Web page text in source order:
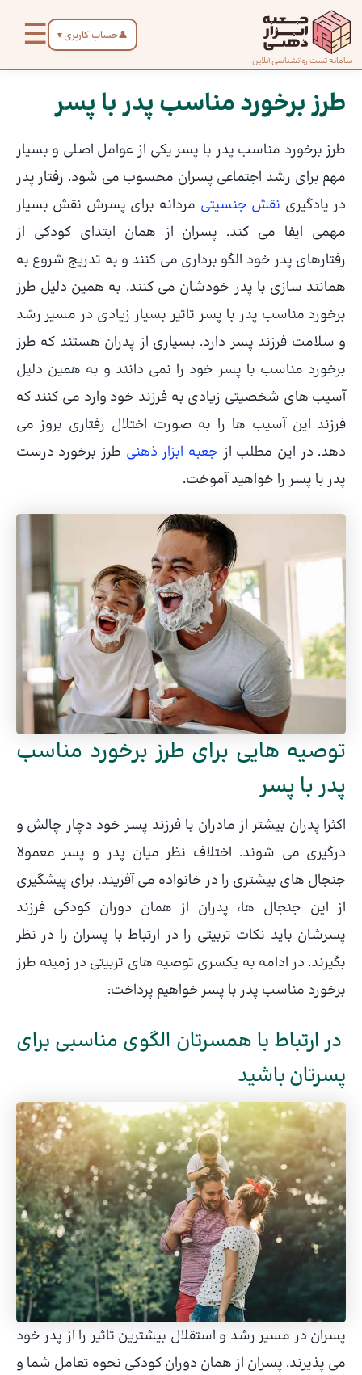
محتوا
سامانه تست روانشناسی آنلاین
👤حساب کاربری ▼
☰
صفحه
اصلی
ما
تماس
با ما
دسته‌بندی
تست‌ها
طرز برخورد مناسب پدر با پسر
طرز برخورد مناسب پدر با پسر یکی از عوامل اصلی و بسیار
مهم برای رشد اجتماعی پسران محسوب می شود. رفتار پدر
در یادگیری نقش جنسیتی مردانه برای پسرش نقش بسیار
مهمی ایفا می کند. پسران از همان ابتدای کودکی از
رفتارهای پدر خود الگو برداری می کنند و به تدریج شروع به
همانند سازی با پدر خودشان می کنند. به همین دلیل طرز
برخورد مناسب پدر با پسر تاثیر بسیار زیادی در مسیر رشد
و سلامت فرزند پسر دارد. بسیاری از پدران هستند که طرز
برخورد مناسب با پسر خود را نمی دانند و به همین دلیل
آسیب های شخصیتی زیادی به فرزند خود وارد می کنند که
فرزند این آسیب ها را به صورت اختلال رفتاری بروز می
دهد. در این مطلب از جعبه ابزار ذهنی طرز برخورد درست
پدر با پسر را خواهید آموخت.
توصیه هایی برای طرز برخورد مناسب
پدر با پسر
اکثرا پدران بیشتر از مادران با فرزند پسر خود دچار چالش و
درگیری می شوند. اختلاف نظر میان پدر و پسر معمولا
جنجال های بیشتری را در خانواده می آفریند. برای پیشگیری
از این جنجال ها، پدران از همان دوران کودکی فرزند
پسرشان باید نکات تربیتی را در ارتباط با پسران را در نظر
بگیرند. در ادامه به یکسری توصیه های تربیتی در زمینه طرز
برخورد مناسب پدر با پسر خواهیم پرداخت:
در ارتباط با همسرتان الگوی مناسبی برای
پسرتان باشید
پسران در مسیر رشد و استقلال بیشترین تاثیر را از پدر خود
می پذیرند. پسران از همان دوران کودکی نحوه تعامل شما و
پیمایش
نوشته